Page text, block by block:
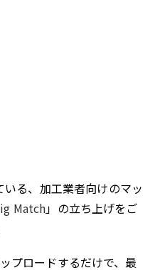
る、加工業者向けのマッ
Match」の立ち上げをご
プロードするだけで、最